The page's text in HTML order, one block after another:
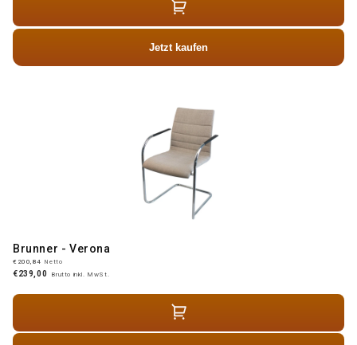
Jetzt kaufen
Brunner - Verona
€200,84 Netto
€239,00 Brutto inkl. MwSt.